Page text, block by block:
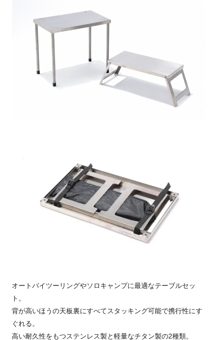
オートバイツーリングやソロキャンプに最適なテーブルセッ
ト。
背が高いほうの天板裏にすべてスタッキング可能で携行性にす
ぐれる。
高い耐久性をもつステンレス製と軽量なチタン製の2種類。